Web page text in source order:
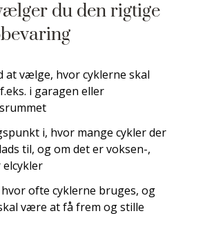
du den rigtige
at vælge, hvor cyklerne skal
i garagen eller
i, hvor mange cykler der
til, og om det er voksen-,
ofte cyklerne bruges, og
være at få frem og stille